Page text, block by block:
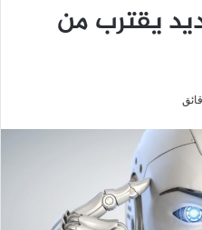
يقترب من